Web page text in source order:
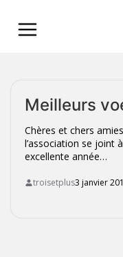
content
Meilleurs
Chères et chers
l’association se joint
excellente année…
troisetplus3 janvier